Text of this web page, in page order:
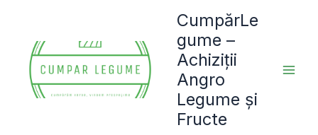
content
CumpărLe
gume –
Achiziții
Angro
Legume și
Fructe